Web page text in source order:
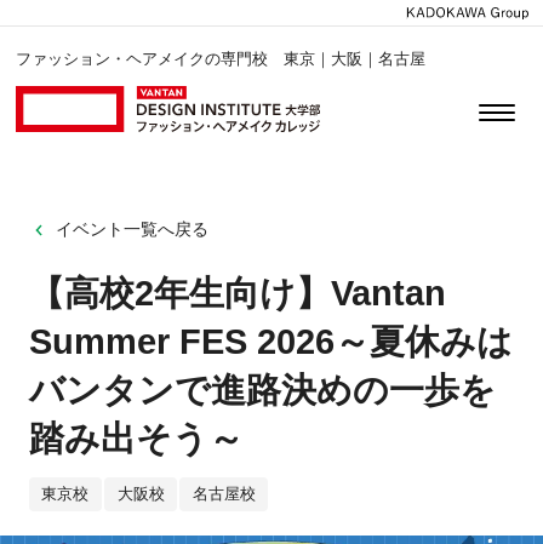
ファッション・ヘアメイクの専門校 東京｜大阪｜名古屋
イベント一覧へ戻る
【高校2年生向け】Vantan
Summer FES 2026～夏休みは
バンタンで進路決めの一歩を
踏み出そう～
東京校 大阪校 名古屋校